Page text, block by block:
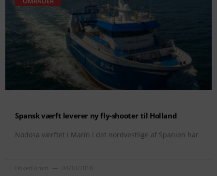
Spansk værft leverer ny fly-shooter til Holland
Nodosa værftet i Marín i det nordvestlige af Spanien har
FiskerForum 04/10/2018